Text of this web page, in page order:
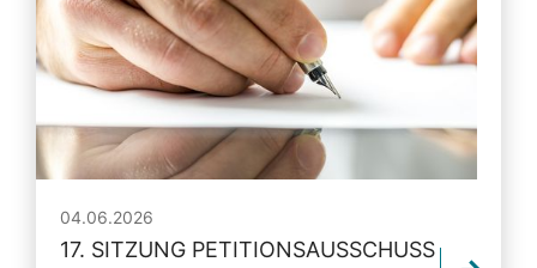
04.06.2026
17. SITZUNG PETITIONSAUSSCHUSS